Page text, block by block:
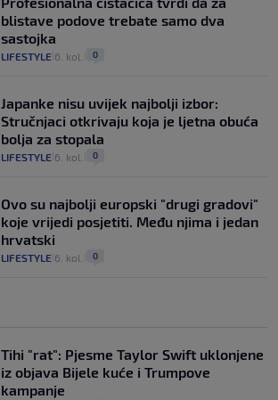
blistave podove trebate samo dva
sastojka
LIFESTYLE 6. kol. 0
Japanke nisu uvijek najbolji izbor:
Stručnjaci otkrivaju koja je ljetna obuća
bolja za stopala
LIFESTYLE 6. kol. 0
Ovo su najbolji europski "drugi gradovi"
koje vrijedi posjetiti. Među njima i jedan
hrvatski
LIFESTYLE 6. kol. 0
Tihi "rat": Pjesme Taylor Swift uklonjene
iz objava Bijele kuće i Trumpove
kampanje